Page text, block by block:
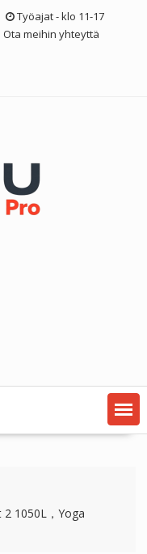
Työajat - klo 11-17
Ota meihin yhteyttä
2 1050L，Yoga